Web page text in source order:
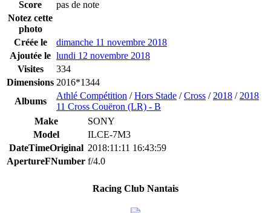
Score
pas de note
Notez cette
photo
Créée le
dimanche 11 novembre 2018
Ajoutée le lundi 12 novembre 2018
Visites
334
Dimensions 2016*1344
Albums
Athlé Compétition /Hors Stade /Cross / 2018 / 2018
11 Cross Couëron (LR) - B
Make
SONY
Model
ILCE-7M3
DateTimeOriginal 2018:11:11 16:43:59
ApertureFNumber f/4.0
Racing Club Nantais